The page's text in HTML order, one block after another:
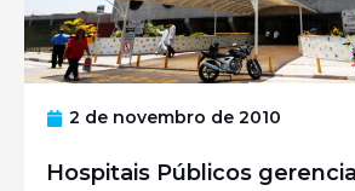
2 de novembro de 2010
Hospitais Públicos